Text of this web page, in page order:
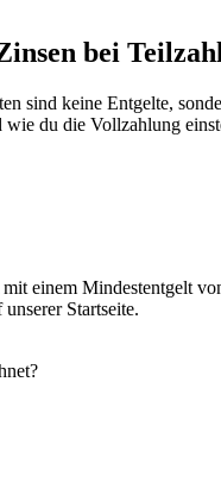
bei
sind keine Entgelte,
du die Vollzahlung
einem Mindestentgelt
Startseite.